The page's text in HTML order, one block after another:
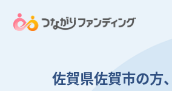
佐賀県佐賀市の方